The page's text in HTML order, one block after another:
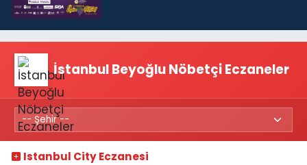
İstanbul Beyoğlu Nöbetçi Eczaneler
Istanbul City Eczanesi